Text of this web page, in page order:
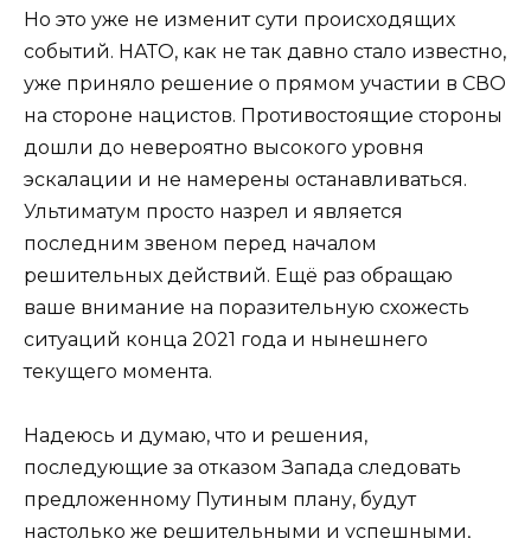
Но это уже не изменит сути происходящих
событий. НАТО, как не так давно стало известно,
уже приняло решение о прямом участии в СВО
на стороне нацистов. Противостоящие стороны
дошли до невероятно высокого уровня
эскалации и не намерены останавливаться.
Ультиматум просто назрел и является
последним звеном перед началом
решительных действий. Ещё раз обращаю
ваше внимание на поразительную схожесть
ситуаций конца 2021 года и нынешнего
текущего момента.
Надеюсь и думаю, что и решения,
последующие за отказом Запада следовать
предложенному Путиным плану, будут
настолько же решительными и успешными,